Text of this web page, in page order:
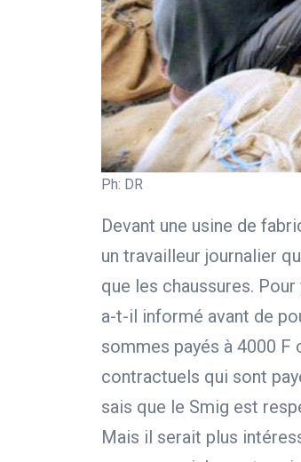
Ph: DR
Devant une usine de
un travailleur journalier
que les chaussures.
a-t-il informé avant de
sommes payés à 4000 F
contractuels qui sont
sais que le Smig est
Mais il serait plus